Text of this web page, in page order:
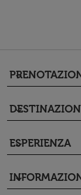
keyboard_arrow_down
keyboard_arrow_down
ESPERIENZA
keyboard_arrow_down
keyboard_arrow_down